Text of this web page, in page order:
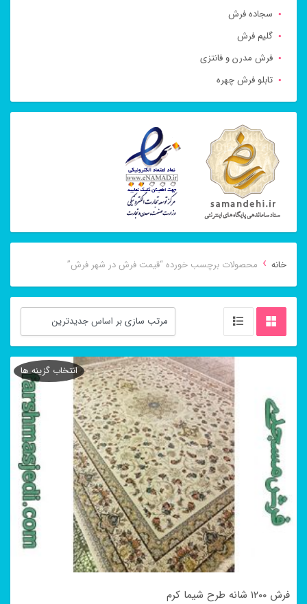
سجاده فرش
گلیم فرش
فرش مدرن و فانتزی
تابلو فرش چهره
خانه › محصولات برچسب خورده “قیمت فرش در شهر فرش”
فرش ۱۲۰۰ شانه طرح شیما کرم
انتخاب گزینه ها